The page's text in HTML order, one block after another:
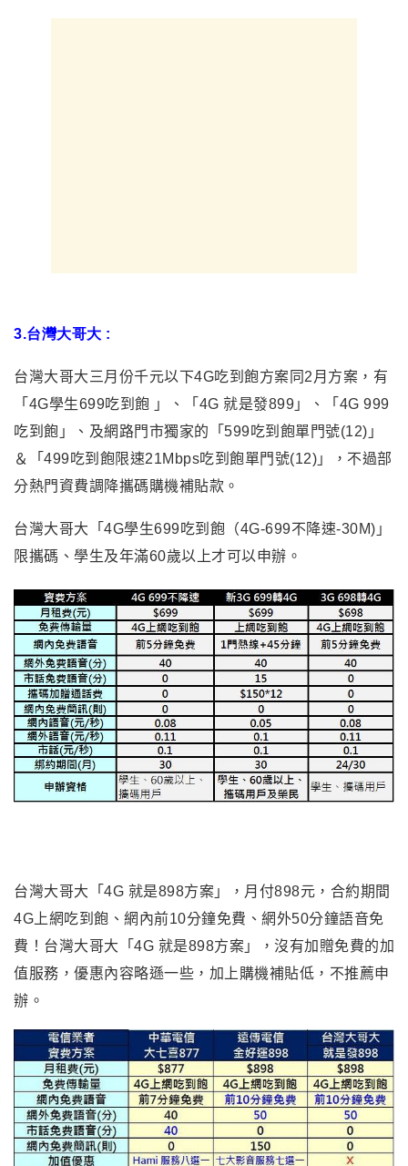
3.台灣大哥大 :
台灣大哥大三月份千元以下4G吃到飽方案同2月方案，有
「4G學生699吃到飽 」、「4G 就是發899」、「4G 999
吃到飽」、及網路門市獨家的「599吃到飽單門號(12)」
＆「499吃到飽限速21Mbps吃到飽單門號(12)」，不過部
分熱門資費調降攜碼購機補貼款。
台灣大哥大「4G學生699吃到飽（4G-699不降速-30M)」
限攜碼、學生及年滿60歲以上才可以申辦。
台灣大哥大「4G 就是898方案」，月付898元，合約期間
4G上網吃到飽、網內前10分鐘免費、網外50分鐘語音免
費！台灣大哥大「4G 就是898方案」，沒有加贈免費的加
值服務，優惠內容略遜一些，加上購機補貼低，不推薦申
辦。